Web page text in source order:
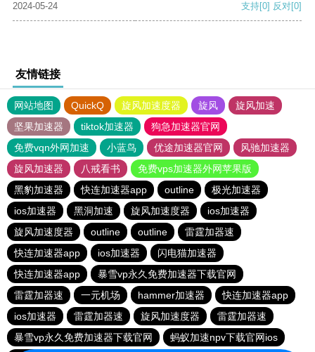
2024-05-24
支持[0] 反对[0]
友情链接
网站地图 QuickQ 旋风加速度器 旋风
旋风加速
坚果加速器
tiktok加速器
狗急加速器官网
免费vqn外网加速
小蓝鸟 优途加速器官网
风驰加速器
旋风加速器
八戒看书
免费vps加速器外网苹果版
黑豹加速器
快连加速器app outline
极光加速器
ios加速器
黑洞加速 旋风加速度器
ios加速器
旋风加速度器
outline outline
雷霆加器速
快连加速器app
ios加速器
闪电猫加速器
快连加速器app
暴雪vp永久免费加速器下载官网
雷霆加器速
一元机场 hammer加速器
快连加速器app
ios加速器
雷霆加器速 旋风加速度器
雷霆加器速
暴雪vp永久免费加速器下载官网
蚂蚁加速npv下载官网ios